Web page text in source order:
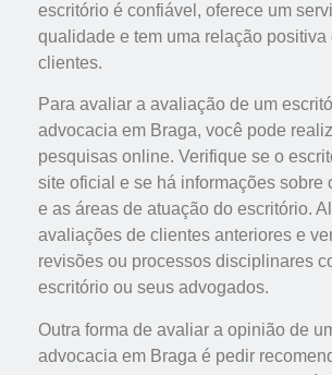
escritório é confiável, oferece um
qualidade e tem uma relação positiva
clientes.
Para avaliar a avaliação de um
advocacia em Braga, você pode
pesquisas online. Verifique se o
site oficial e se há informações sobre
e as áreas de atuação do escritório.
avaliações de clientes anteriores e
revisões ou processos disciplinares
escritório ou seus advogados.
Outra forma de avaliar a opinião de
advocacia em Braga é pedir